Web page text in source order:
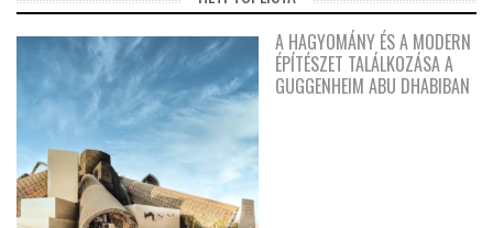
A HAGYOMÁNY ÉS A MODERN
ÉPÍTÉSZET TALÁLKOZÁSA A
GUGGENHEIM ABU DHABIBAN